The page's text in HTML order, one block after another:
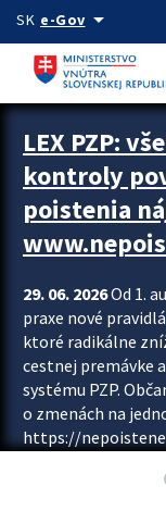
Preskocit na hlavný
SK e-Govarrow_drop_down
Zastavit automatický
LEX PZP:
kontroly
poistenia
29. 06. 2026Od 1.
praxe nové
ktoré radikálne
cestnej premávke
systému PZP.
o zmenách na
https://
asociácie